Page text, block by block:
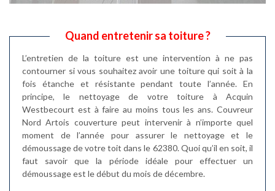
Quand entretenir sa toiture ?
L’entretien de la toiture est une intervention à ne pas
contourner si vous souhaitez avoir une toiture qui soit à la
fois étanche et résistante pendant toute l’année. En
principe, le nettoyage de votre toiture à Acquin
Westbecourt est à faire au moins tous les ans. Couvreur
Nord Artois couverture peut intervenir à n’importe quel
moment de l’année pour assurer le nettoyage et le
démoussage de votre toit dans le 62380. Quoi qu’il en soit, il
faut savoir que la période idéale pour effectuer un
démoussage est le début du mois de décembre.